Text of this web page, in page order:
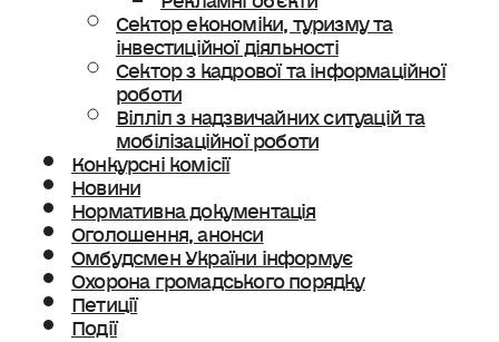
Сектор економіки, туризму та
інвестиційної діяльності
Сектор з кадрової та інформаційної
роботи
Вілліл з надзвичайних ситуацій та
мобілізаційної роботи
Конкурсні комісії
Новини
Нормативна документація
Оголошення, анонси
Омбудсмен України інформує
Охорона громадського порядку
Петиції
Події